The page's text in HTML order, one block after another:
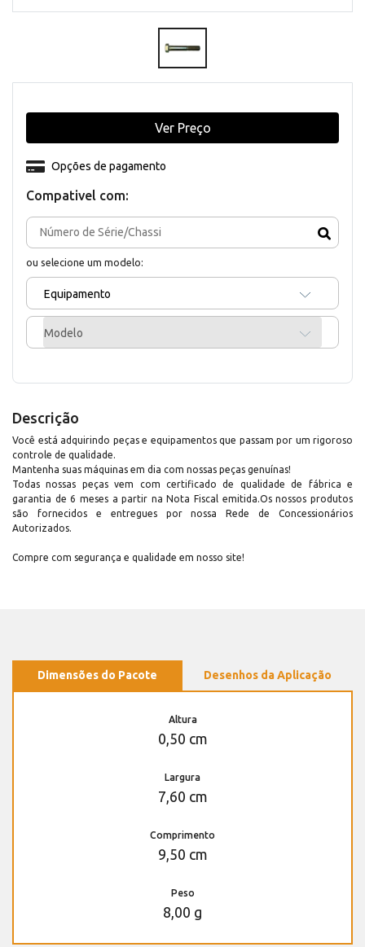
Compativel com:
ou selecione um modelo:
Equipamento
Modelo
Opções de pagamento
Ver Preço
Descrição
Você está adquirindo peças e equipamentos que passam por um rigoroso
controle de qualidade.
Mantenha suas máquinas em dia com nossas peças genuínas!
Todas nossas peças vem com certificado de qualidade de fábrica e
garantia de 6 meses a partir na Nota Fiscal emitida.Os nossos produtos
são fornecidos e entregues por nossa Rede de Concessionários
Autorizados.
Compre com segurança e qualidade em nosso site!
Dimensões do Pacote Desenhos da Aplicação
Altura
0,50 cm
Largura
7,60 cm
Comprimento
9,50 cm
Peso
8,00 g